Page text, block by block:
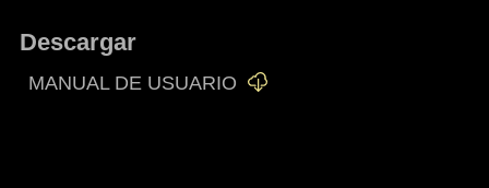
Descargar
MANUAL DE USUARIO